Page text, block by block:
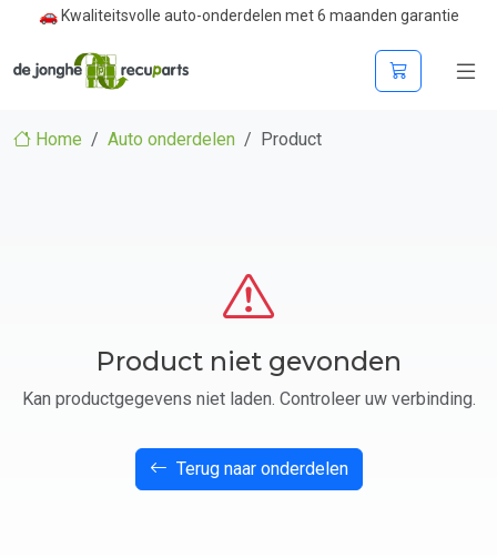
🚗 Kwaliteitsvolle auto-onderdelen met 6 maanden garantie
Home Auto onderdelen Product
Product niet gevonden
Kan productgegevens niet laden. Controleer uw verbinding.
Terug naar onderdelen